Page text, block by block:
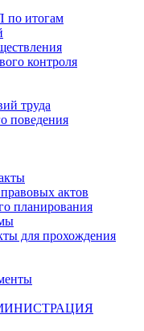
по итогам
контроля
труда
поведения
актов
планирования
для прохождения